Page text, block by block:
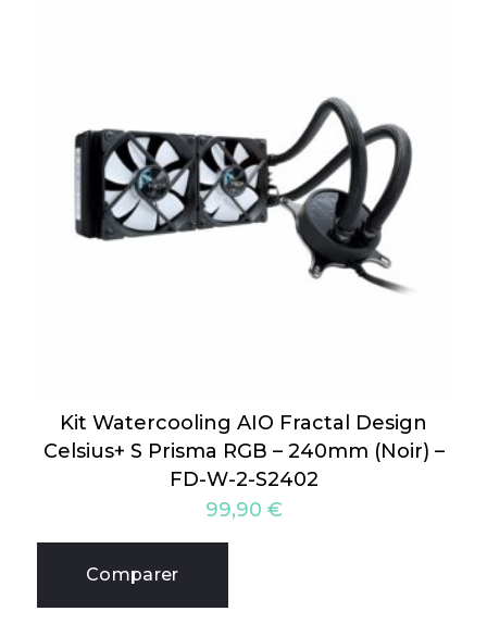
Kit Watercooling AIO Fractal Design
Celsius+ S Prisma RGB – 240mm (Noir) –
FD-W-2-S2402
99,90 €
Comparer